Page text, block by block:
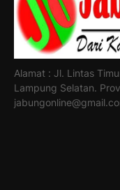
Alamat : Jl. Lintas
Lampung Selatan.